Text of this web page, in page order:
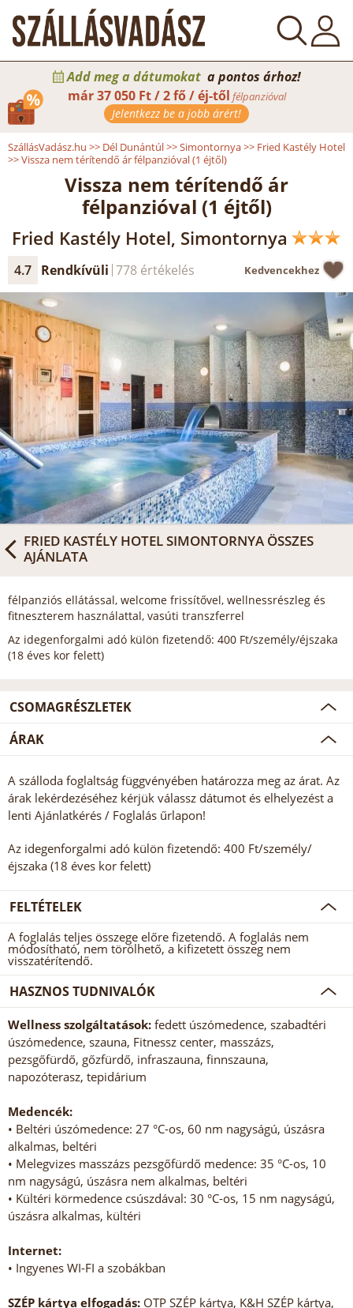
Add meg a dátumokat a pontos árhoz!
már37 050 Ft / 2 fő / éj-től félpanzióval
Jelentkezz be a jobb árért!
SzállásVadász.hu >> Dél Dunántúl>>Simontornya>> Fried Kastély Hotel
>>Vissza nem térítendő ár félpanzióval (1 éjtől)
Vissza nem térítendő ár
félpanzióval (1 éjtől)
Fried Kastély Hotel, Simontornya
4.7 Rendkívüli 778 értékelés Kedvencekhez
FRIED KASTÉLY HOTEL SIMONTORNYA ÖSSZES
AJÁNLATA
félpanziós ellátással, welcome frissítővel, wellnessrészleg és
fitneszterem használattal, vasúti transzferrel
Az idegenforgalmi adó külön fizetendő: 400 Ft/személy/éjszaka
(18 éves kor felett)
CSOMAGRÉSZLETEK
ÁRAK
A szálloda foglaltság függvényében határozza meg az árat. Az
árak lekérdezéséhez kérjük válassz dátumot és elhelyezést a
lenti Ajánlatkérés / Foglalás űrlapon!
Az idegenforgalmi adó külön fizetendő: 400 Ft/személy/
éjszaka (18 éves kor felett)
FELTÉTELEK
A foglalás teljes összege előre fizetendő. A foglalás nem
módosítható, nem törölhető, a kifizetett összeg nem
visszatérítendő.
HASZNOS TUDNIVALÓK
Wellness szolgáltatások: fedett úszómedence, szabadtéri
úszómedence, szauna, Fitnessz center, masszázs,
pezsgőfürdő, gőzfürdő, infraszauna, finnszauna,
napozóterasz, tepidárium
Medencék:
• Beltéri úszómedence: 27 °C-os, 60 nm nagyságú, úszásra
alkalmas, beltéri
• Melegvizes masszázs pezsgőfürdő medence: 35 °C-os, 10
nm nagyságú, úszásra nem alkalmas, beltéri
• Kültéri körmedence csúszdával: 30 °C-os, 15 nm nagyságú,
úszásra alkalmas, kültéri
Internet:
• Ingyenes WI-FI a szobákban
SZÉP kártya elfogadás: OTP SZÉP kártya, K&H SZÉP kártya,